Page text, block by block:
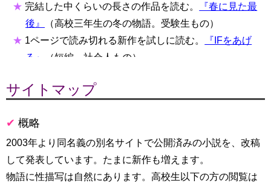
完結した中くらいの長さの作品を読む。
『春に見た最
後』
（高校三年生の冬の物語。受験生もの）
1ページで読み切れる新作を試しに読む。
『IFをあげ
る』
（短編。社会人もの）
（長編と短編のベストスリー）
サイトマップ
概略
2003年より同名義の別名サイトで公開済みの小説を、改稿
して発表しています。たまに新作も増えます。
物語に性描写は自然にあります。高校生以下の方の閲覧は